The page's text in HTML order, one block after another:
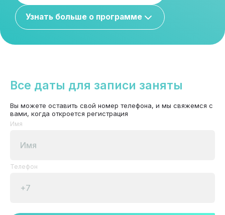
Узнать больше о программе
Все даты для записи заняты
Вы можете оставить свой номер телефона, и мы свяжемся с
вами, когда откроется регистрация
Имя
Телефон